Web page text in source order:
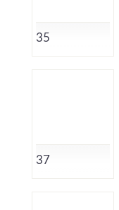
35
37